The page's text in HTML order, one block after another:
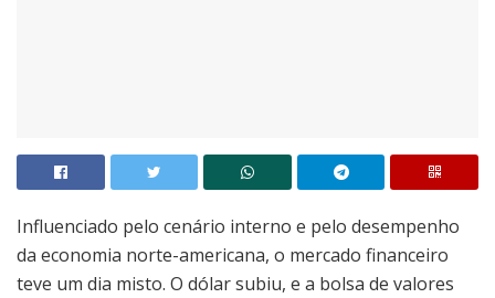
Influenciado pelo cenário interno e pelo desempenho
da economia norte-americana, o mercado financeiro
teve um dia misto. O dólar subiu, e a bolsa de valores